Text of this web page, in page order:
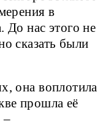
в
До нас этого не
сказать были
она воплотила
прошла её
–